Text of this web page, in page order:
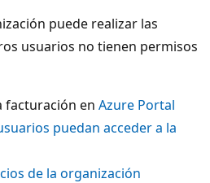
puede realizar las
usuarios no tienen permisos
facturación en Azure Portal
puedan acceder a la
de la organización